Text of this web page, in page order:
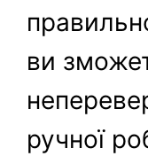
ви
ручної